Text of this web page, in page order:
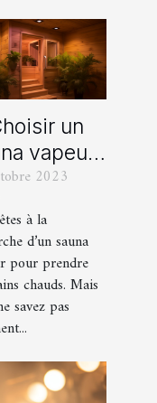
un
vapeur :
s’y
?
2023
à la
d’un sauna
pour prendre
chauds. Mais
savez pas